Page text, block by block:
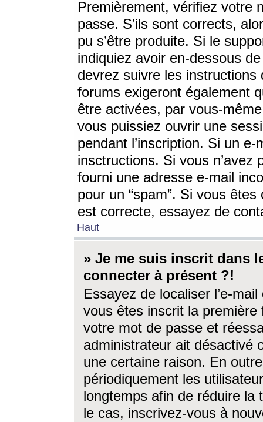
Premièrement, vérifiez votre
passe. S’ils sont corrects,
pu s’être produite. Si le
indiquiez avoir en-dessous
devrez suivre les
forums exigeront également
être activées, par vous-
vous puissiez ouvrir une
pendant l’inscription. Si un
insctructions. Si vous n’avez
fourni une adresse e-mail
pour un “spam”. Si vous
est correcte, essayez de
Haut
» Je me suis inscrit dans
connecter à présent ?!
Essayez de localiser l’e-
vous êtes inscrit la première
votre mot de passe et
administrateur ait désactivé
une certaine raison. En
périodiquement les
longtemps afin de réduire la
le cas, inscrivez-vous à